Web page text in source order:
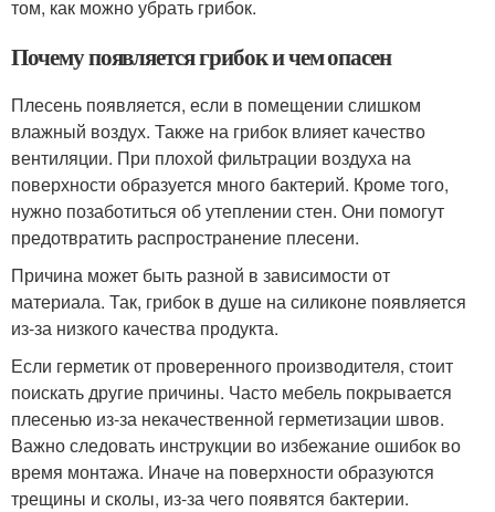
том, как можно убрать грибок.
Почему появляется грибок и чем опасен
Плесень появляется, если в помещении слишком
влажный воздух. Также на грибок влияет качество
вентиляции. При плохой фильтрации воздуха на
поверхности образуется много бактерий. Кроме того,
нужно позаботиться об утеплении стен. Они помогут
предотвратить распространение плесени.
Причина может быть разной в зависимости от
материала. Так, грибок в душе на силиконе появляется
из-за низкого качества продукта.
Если герметик от проверенного производителя, стоит
поискать другие причины. Часто мебель покрывается
плесенью из-за некачественной герметизации швов.
Важно следовать инструкции во избежание ошибок во
время монтажа. Иначе на поверхности образуются
трещины и сколы, из-за чего появятся бактерии.